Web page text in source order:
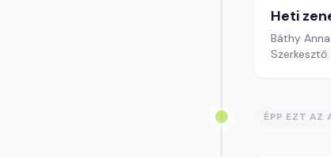
Heti
Báthy
ÉPP EZT AZ